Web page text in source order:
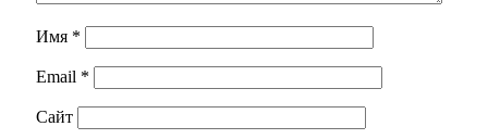
Имя *
Email *
Сайт